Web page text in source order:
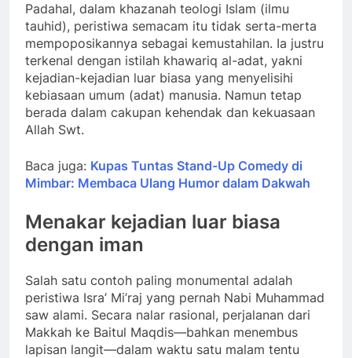
Padahal, dalam khazanah teologi Islam (ilmu
tauhid), peristiwa semacam itu tidak serta-merta
mempoposikannya sebagai kemustahilan. Ia justru
terkenal dengan istilah khawariq al-adat, yakni
kejadian-kejadian luar biasa yang menyelisihi
kebiasaan umum (adat) manusia. Namun tetap
berada dalam cakupan kehendak dan kekuasaan
Allah Swt.
Baca juga: Kupas Tuntas Stand-Up Comedy di
Mimbar: Membaca Ulang Humor dalam Dakwah
Menakar kejadian luar biasa
dengan iman
Salah satu contoh paling monumental adalah
peristiwa Isra’ Mi’raj yang pernah Nabi Muhammad
saw alami. Secara nalar rasional, perjalanan dari
Makkah ke Baitul Maqdis—bahkan menembus
lapisan langit—dalam waktu satu malam tentu